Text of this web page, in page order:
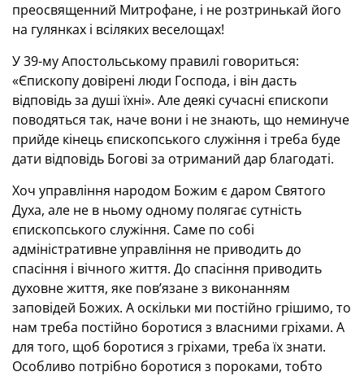
преосвященний Митрофане, і не розтринькай його
на гулянках і всіляких веселощах!
У 39-му Апостольському правилі говориться:
«Єпископу довірені люди Господа, і він дасть
відповідь за душі їхні». Але деякі сучасні єпископи
поводяться так, наче вони і не знають, що неминуче
прийде кінець єпископського служіння і треба буде
дати відповідь Богові за отриманий дар благодаті.
Хоч управління народом Божим є даром Святого
Духа, але не в ньому одному полягає сутність
єпископського служіння. Саме по собі
адміністративне управління не приводить до
спасіння і вічного життя. До спасіння приводить
духовне життя, яке пов’язане з виконанням
заповідей Божих. А оскільки ми постійно грішимо, то
нам треба постійно боротися з власними гріхами. А
для того, щоб боротися з гріхами, треба їх знати.
Особливо потрібно боротися з пороками, тобто